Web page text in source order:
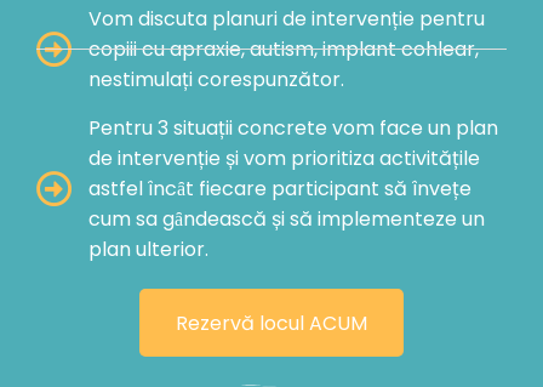
Vom discuta planuri de intervenție pentru
copiii cu apraxie, autism, implant cohlear,
nestimulați corespunzător.
Pentru 3 situații concrete vom face un plan
de intervenție și vom prioritiza activitățile
astfel încȃt fiecare participant să învețe
cum sa gȃndească și să implementeze un
plan ulterior.
Rezervă locul ACUM